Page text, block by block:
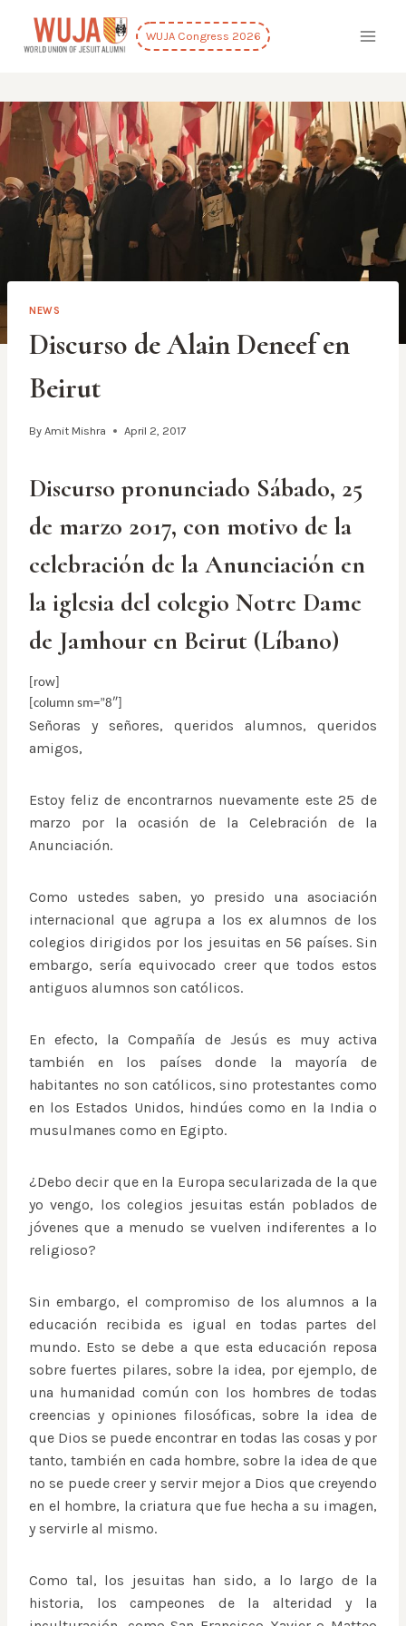
content
WUJA Congress 2026
NEWS
Discurso de Alain Deneef en
Beirut
By Amit Mishra April 2, 2017
Discurso pronunciado Sábado, 25
de marzo 2017, con motivo de la
celebración de la Anunciación en
la iglesia del colegio Notre Dame
de Jamhour en Beirut (Líbano)
[row]
[column sm=”8″]
Señoras y señores, queridos alumnos, queridos
amigos,
Estoy feliz de encontrarnos nuevamente este 25 de
marzo por la ocasión de la Celebración de la
Anunciación.
Como ustedes saben, yo presido una asociación
internacional que agrupa a los ex alumnos de los
colegios dirigidos por los jesuitas en 56 países. Sin
embargo, sería equivocado creer que todos estos
antiguos alumnos son católicos.
En efecto, la Compañía de Jesús es muy activa
también en los países donde la mayoría de
habitantes no son católicos, sino protestantes como
en los Estados Unidos, hindúes como en la India o
musulmanes como en Egipto.
¿Debo decir que en la Europa secularizada de la que
yo vengo, los colegios jesuitas están poblados de
jóvenes que a menudo se vuelven indiferentes a lo
religioso?
Sin embargo, el compromiso de los alumnos a la
educación recibida es igual en todas partes del
mundo. Esto se debe a que esta educación reposa
sobre fuertes pilares, sobre la idea, por ejemplo, de
una humanidad común con los hombres de todas
creencias y opiniones filosóficas, sobre la idea de
que Dios se puede encontrar en todas las cosas y por
tanto, también en cada hombre, sobre la idea de que
no se puede creer y servir mejor a Dios que creyendo
en el hombre, la criatura que fue hecha a su imagen,
y servirle al mismo.
Como tal, los jesuitas han sido, a lo largo de la
historia, los campeones de la alteridad y la